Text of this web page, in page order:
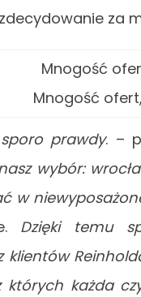
za
Mnogość
prawdy. –
wybór:
w
Dzięki temu
klientów
każda